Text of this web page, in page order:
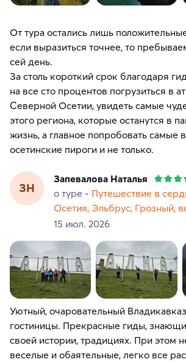
От тура остались лишь
если выразиться точнее, то
сей день.
За столь короткий срок благодаря
на все сто процентов погрузиться в
Северной Осетии, увидеть самые
этого региона, которые останутся в
жизнь, а главное попробовать самые
ЗН
Запевалова Наталья
о туре - Путешествие в
Осетия, Эльбрус, Грозный,
15 июл. 2026
Уютный, очаровательный
гостиницы. Прекрасные гиды,
своей истории, традициях. При этом
веселые и обаятельные, легко все